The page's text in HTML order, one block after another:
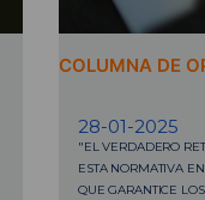
COLUMNA DE
28-01-2025
"EL VERDADERO
ESTA NORMATIVA
QUE GARANTICE